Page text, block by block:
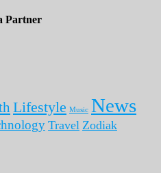
Partner
Lifestyle Music News
Travel Zodiak